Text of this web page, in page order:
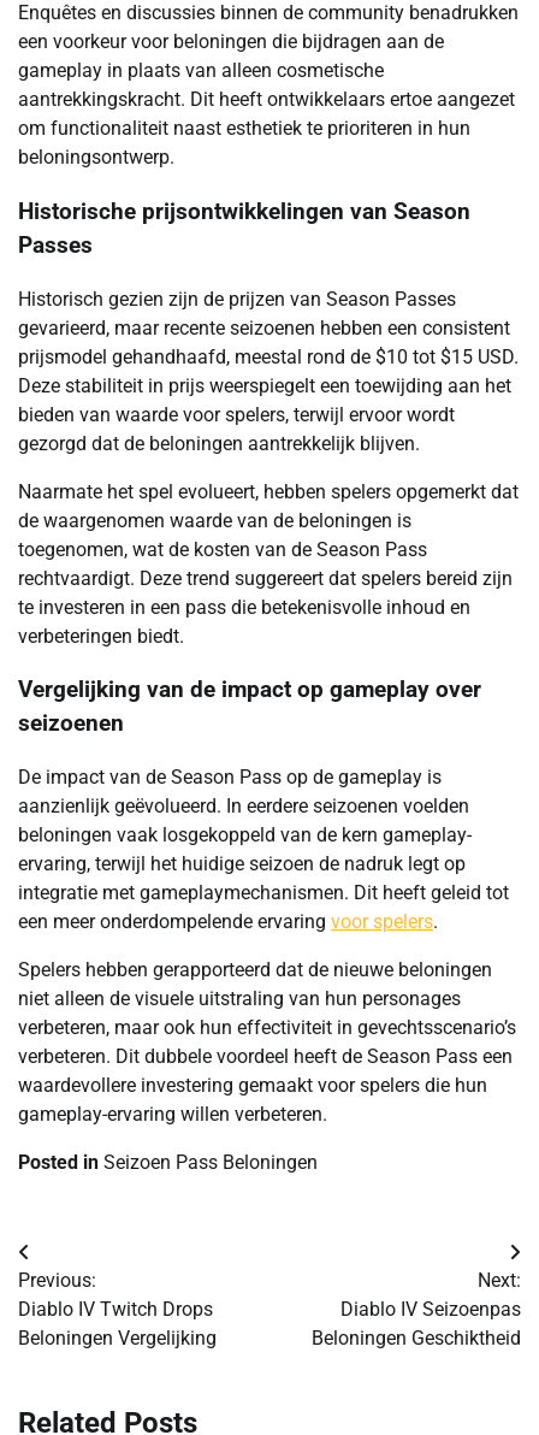
Enquêtes en discussies binnen de community benadrukken
een voorkeur voor beloningen die bijdragen aan de
gameplay in plaats van alleen cosmetische
aantrekkingskracht. Dit heeft ontwikkelaars ertoe aangezet
om functionaliteit naast esthetiek te prioriteren in hun
beloningsontwerp.
Historische prijsontwikkelingen van Season
Passes
Historisch gezien zijn de prijzen van Season Passes
gevarieerd, maar recente seizoenen hebben een consistent
prijsmodel gehandhaafd, meestal rond de $10 tot $15 USD.
Deze stabiliteit in prijs weerspiegelt een toewijding aan het
bieden van waarde voor spelers, terwijl ervoor wordt
gezorgd dat de beloningen aantrekkelijk blijven.
Naarmate het spel evolueert, hebben spelers opgemerkt dat
de waargenomen waarde van de beloningen is
toegenomen, wat de kosten van de Season Pass
rechtvaardigt. Deze trend suggereert dat spelers bereid zijn
te investeren in een pass die betekenisvolle inhoud en
verbeteringen biedt.
Vergelijking van de impact op gameplay over
seizoenen
De impact van de Season Pass op de gameplay is
aanzienlijk geëvolueerd. In eerdere seizoenen voelden
beloningen vaak losgekoppeld van de kern gameplay-
ervaring, terwijl het huidige seizoen de nadruk legt op
integratie met gameplaymechanismen. Dit heeft geleid tot
een meer onderdompelende ervaring voor spelers.
Spelers hebben gerapporteerd dat de nieuwe beloningen
niet alleen de visuele uitstraling van hun personages
verbeteren, maar ook hun effectiviteit in gevechtsscenario’s
verbeteren. Dit dubbele voordeel heeft de Season Pass een
waardevollere investering gemaakt voor spelers die hun
gameplay-ervaring willen verbeteren.
Posted in Seizoen Pass Beloningen
Post
navigation
Previous:
Diablo IV Twitch Drops
Beloningen Vergelijking
Next:
Diablo IV Seizoenpas
Beloningen Geschiktheid
Related Posts